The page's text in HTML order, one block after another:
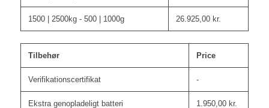
1500 | 2500kg - 500 | 1000g 26.925,00 kr.
Tilbehør Price
Verifikationscertifikat -
Ekstra genopladeligt batteri 1.950,00 kr.